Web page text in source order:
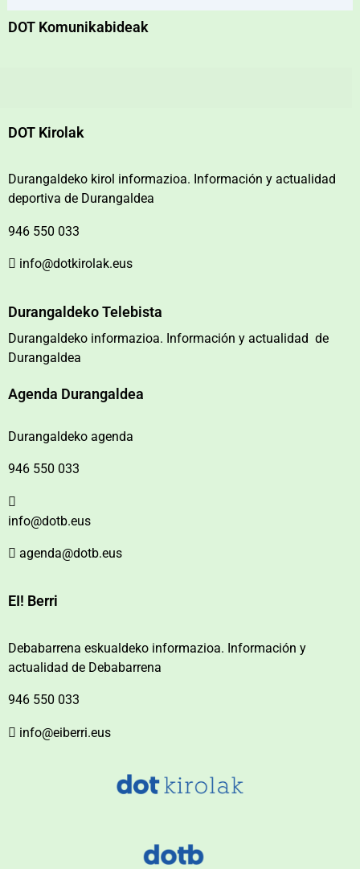
DOT Komunikabideak
DOT Kirolak
Durangaldeko kirol informazioa. Información y actualidad
deportiva de Durangaldea
946 550 033
info@dotkirolak.eus
Durangaldeko Telebista
Durangaldeko informazioa. Información y actualidad de
Durangaldea
Agenda Durangaldea
Durangaldeko agenda
946 550 033
info@dotb.eus
agenda@dotb.eus
EI! Berri
Debabarrena eskualdeko informazioa. Información y
actualidad de Debabarrena
946 550 033
info@eiberri.eus